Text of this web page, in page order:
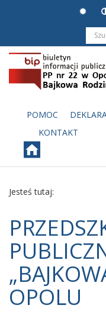
POMOC
KONTAKT
Jesteś tutaj:
OPOLU